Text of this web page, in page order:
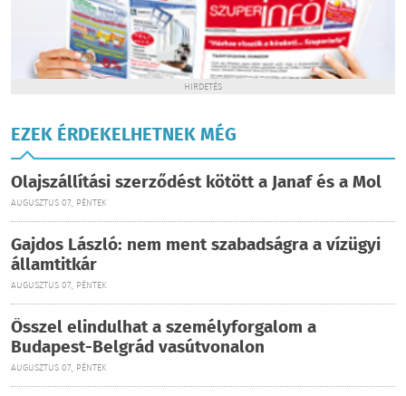
HIRDETÉS
EZEK ÉRDEKELHETNEK MÉG
Olajszállítási szerződést kötött a Janaf és a Mol
AUGUSZTUS 07., PÉNTEK
Gajdos László: nem ment szabadságra a vízügyi
államtitkár
AUGUSZTUS 07., PÉNTEK
Ősszel elindulhat a személyforgalom a
Budapest-Belgrád vasútvonalon
AUGUSZTUS 07., PÉNTEK